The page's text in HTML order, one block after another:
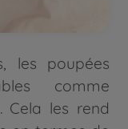
les poupées
comme
Cela les rend